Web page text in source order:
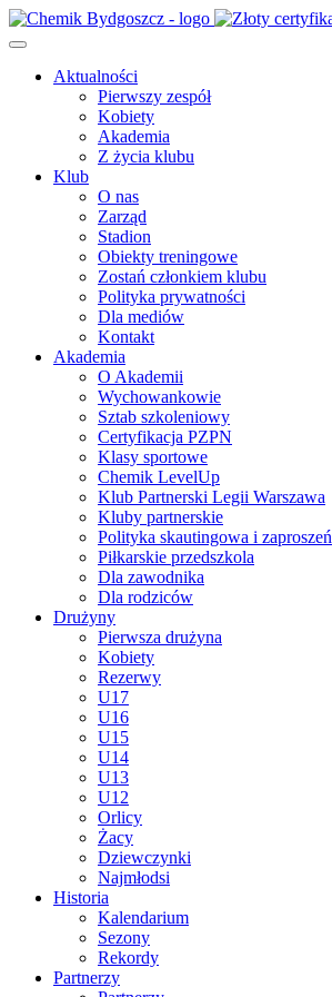
Aktualności
Pierwszy zespół
Kobiety
Akademia
Z życia klubu
Klub
O nas
Zarząd
Stadion
Obiekty treningowe
Zostań członkiem klubu
Polityka prywatności
Dla mediów
Kontakt
Akademia
O Akademii
Wychowankowie
Sztab szkoleniowy
Certyfikacja PZPN
Klasy sportowe
Chemik LevelUp
Klub Partnerski Legii Warszawa
Kluby partnerskie
Polityka skautingowa i zaproszeń
Piłkarskie przedszkola
Dla zawodnika
Dla rodziców
Drużyny
Pierwsza drużyna
Kobiety
Rezerwy
U17
U16
U15
U14
U13
U12
Orlicy
Żacy
Dziewczynki
Najmłodsi
Historia
Kalendarium
Sezony
Rekordy
Partnerzy